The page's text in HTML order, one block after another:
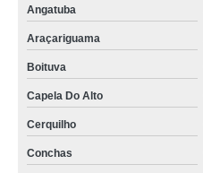
Angatuba
Araçariguama
Boituva
Capela Do Alto
Cerquilho
Conchas